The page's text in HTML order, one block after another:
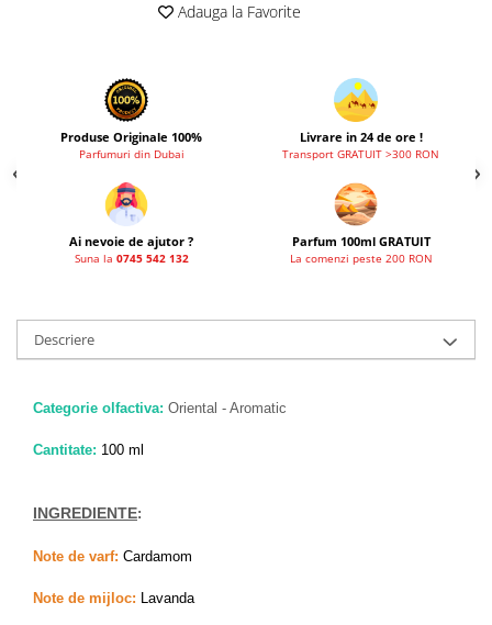
Frederic Patric
French Avenue
Grandeur Elite
Lattafa
Louis Varel
Maison Alhambra
Nusuk
Rave
Vurv
Wadi al Khaleej
Zaien
Adauga la Favorite
Produse Originale 100%
Parfumuri din Dubai
Livrare in 24 de ore !
Transport GRATUIT >300 RON
Ai nevoie de ajutor ?
Suna la 0745 542 132
Parfum 100ml GRATUIT
La comenzi peste 200 RON
Descriere
Categorie olfactiva: Oriental - Aromatic
Cantitate: 100 ml
INGREDIENTE:
Note de varf: Cardamom
Note de mijloc: Lavanda